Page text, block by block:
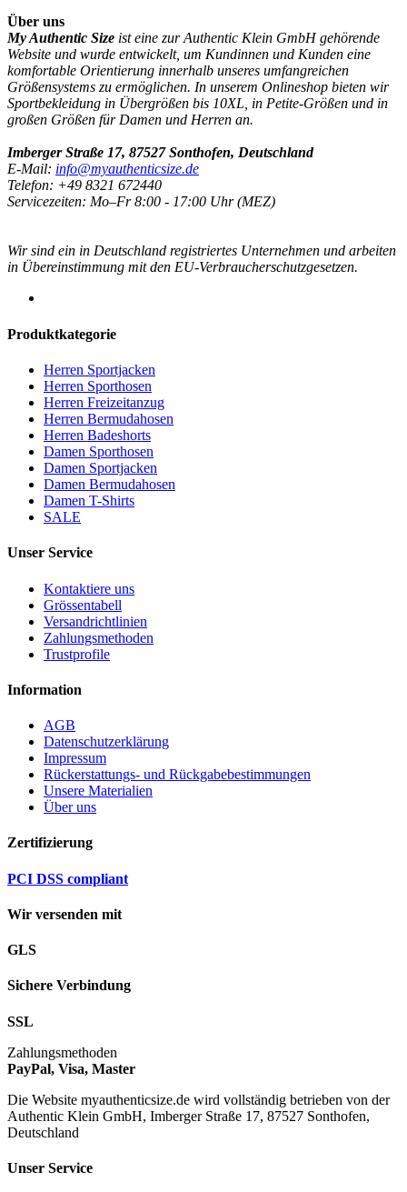
Über uns
My Authentic Size ist eine zur Authentic Klein GmbH gehörende
Website und wurde entwickelt, um Kundinnen und Kunden eine
komfortable Orientierung innerhalb unseres umfangreichen
Größensystems zu ermöglichen. In unserem Onlineshop bieten wir
Sportbekleidung in Übergrößen bis 10XL, in Petite-Größen und in
großen Größen für Damen und Herren an.
Imberger Straße 17, 87527 Sonthofen, Deutschland
E-Mail: info@myauthenticsize.de
Telefon: +49 8321 672440
Servicezeiten: Mo–Fr 8:00 - 17:00 Uhr (MEZ)
Wir sind ein in Deutschland registriertes Unternehmen und arbeiten
in Übereinstimmung mit den EU-Verbraucherschutzgesetzen.
Produktkategorie
Herren Sportjacken
Herren Sporthosen
Herren Freizeitanzug
Herren Bermudahosen
Herren Badeshorts
Damen Sporthosen
Damen Sportjacken
Damen Bermudahosen
Damen T-Shirts
SALE
Unser Service
Kontaktiere uns
Grössentabell
Versandrichtlinien
Zahlungsmethoden
Trustprofile
Information
AGB
Datenschutzerklärung
Impressum
Rückerstattungs- und Rückgabebestimmungen
Unsere Materialien
Über uns
Zertifizierung
PCI DSS compliant
Wir versenden mit
GLS
Sichere Verbindung
SSL
Zahlungsmethoden
PayPal, Visa, Master
Die Website myauthenticsize.de wird vollständig betrieben von der
Authentic Klein GmbH, Imberger Straße 17, 87527 Sonthofen,
Deutschland
Unser Service